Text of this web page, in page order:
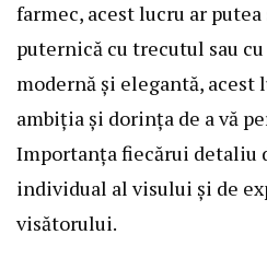
farmec, acest lucru ar
puternică cu trecutul sau cu
modernă și elegantă, acest
ambiția și dorința de a vă
Importanța fiecărui detaliu
individual al visului și de
visătorului.